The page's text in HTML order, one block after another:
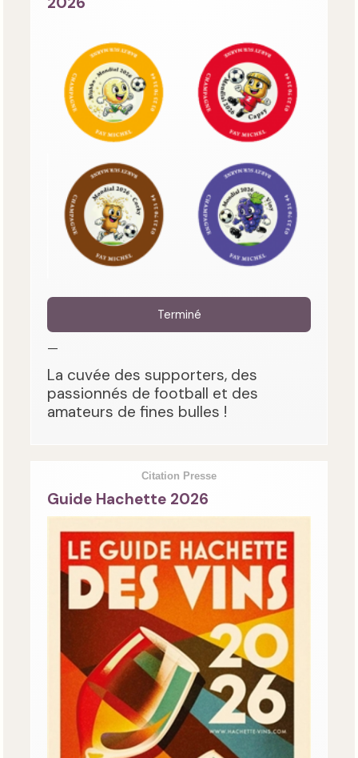
Terminé
—
La cuvée des supporters, des
passionnés de football et des
amateurs de fines bulles !
Citation Presse
Guide Hachette 2026